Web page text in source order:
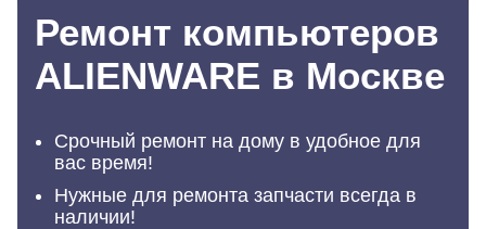
Ремонт компьютеров
ALIENWARE в Москве
Срочный ремонт на дому в удобное для
вас время!
Нужные для ремонта запчасти всегда в
наличии!